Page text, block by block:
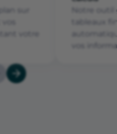
Notre
tableaux
vos